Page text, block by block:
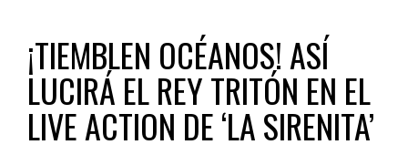
¡TIEMBLEN OCÉANOS! ASÍ
LUCIRÁ EL REY TRITÓN EN EL
LIVE ACTION DE ‘LA SIRENITA’